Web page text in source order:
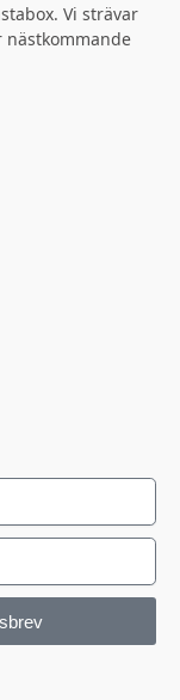
Vi strävar